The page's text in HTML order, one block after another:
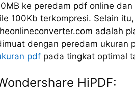
ke peredam pdf online
100Kb terkompresi. Selain
adalah
dengan peredam ukuran
pdf pada tingkat optimal
HiPDF: